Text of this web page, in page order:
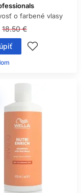
o farbené vlasy
18.50 €
ㅤ